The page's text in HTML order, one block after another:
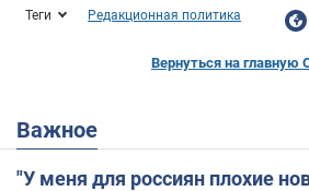
Теги Редакционная политика
Вернуться на главную
Важное
"У меня для россиян плохие